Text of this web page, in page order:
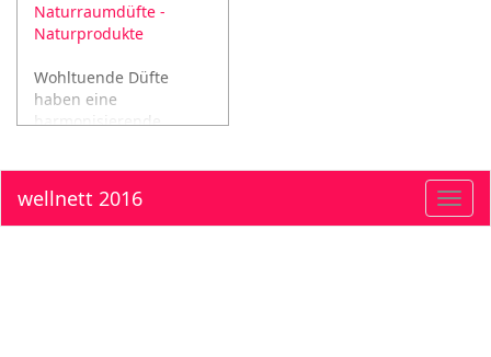
Naturraumdüfte -
Naturprodukte
Wohltuende Düfte
haben eine
harmonisierende,
beruhigende Wirkung
auf uns!
wellnett 2016